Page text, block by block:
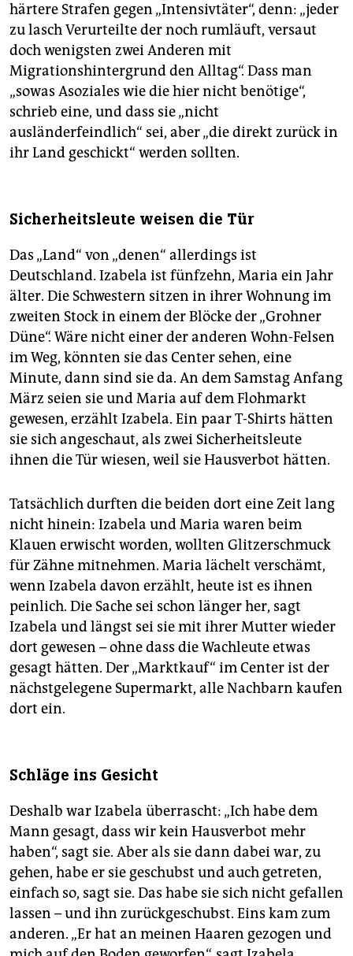
härtere Strafen gegen „Intensivtäter“, denn: „jeder
zu lasch Verurteilte der noch rumläuft, versaut
doch wenigsten zwei Anderen mit
Migrationshintergrund den Alltag“. Dass man
„sowas Asoziales wie die hier nicht benötige“,
schrieb eine, und dass sie „nicht
ausländerfeindlich“ sei, aber „die direkt zurück in
ihr Land geschickt“ werden sollten.
Sicherheitsleute weisen die Tür
Das „Land“ von „denen“ allerdings ist
Deutschland. Izabela ist fünfzehn, Maria ein Jahr
älter. Die Schwestern sitzen in ihrer Wohnung im
zweiten Stock in einem der Blöcke der „Grohner
Düne“. Wäre nicht einer der anderen Wohn-Felsen
im Weg, könnten sie das Center sehen, eine
Minute, dann sind sie da. An dem Samstag Anfang
März seien sie und Maria auf dem Flohmarkt
gewesen, erzählt Izabela. Ein paar T-Shirts hätten
sie sich angeschaut, als zwei Sicherheitsleute
ihnen die Tür wiesen, weil sie Hausverbot hätten.
Tatsächlich durften die beiden dort eine Zeit lang
nicht hinein: Izabela und Maria waren beim
Klauen erwischt worden, wollten Glitzerschmuck
für Zähne mitnehmen. Maria lächelt verschämt,
wenn Izabela davon erzählt, heute ist es ihnen
peinlich. Die Sache sei schon länger her, sagt
Izabela und längst sei sie mit ihrer Mutter wieder
dort gewesen – ohne dass die Wachleute etwas
gesagt hätten. Der „Marktkauf“ im Center ist der
nächstgelegene Supermarkt, alle Nachbarn kaufen
dort ein.
Schläge ins Gesicht
Deshalb war Izabela überrascht: „Ich habe dem
Mann gesagt, dass wir kein Hausverbot mehr
haben“, sagt sie. Aber als sie dann dabei war, zu
gehen, habe er sie geschubst und auch getreten,
einfach so, sagt sie. Das habe sie sich nicht gefallen
lassen – und ihn zurückgeschubst. Eins kam zum
anderen. „Er hat an meinen Haaren gezogen und